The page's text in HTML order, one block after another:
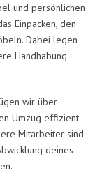
und persönlichen
Einpacken, den
Dabei legen
Handhabung
wir über
Umzug effizient
Mitarbeiter sind
deines